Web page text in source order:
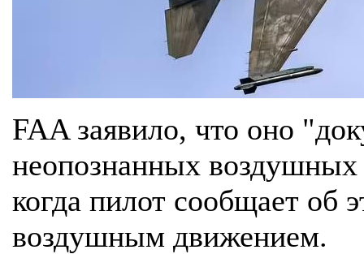
FAA заявило, что оно
неопознанных воздушных
когда пилот сообщает об
воздушным движением.